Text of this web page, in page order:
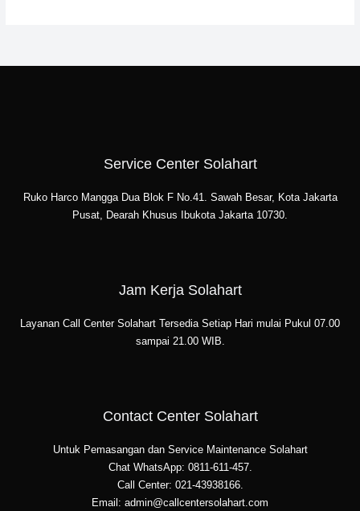
Service Center Solahart
Ruko Harco Mangga Dua Blok F No.41. Sawah Besar, Kota Jakarta
Pusat, Dearah Khusus Ibukota Jakarta 10730.
Jam Kerja Solahart
Layanan Call Center Solahart Tersedia Setiap Hari mulai Pukul 07.00
sampai 21.00 WIB.
Contact Center Solahart
Untuk Pemasangan dan Service Maintenance Solahart
Chat WhatsApp: 0811-611-457.
Call Center: 021-43938166.
Email: admin@callcentersolahart.com